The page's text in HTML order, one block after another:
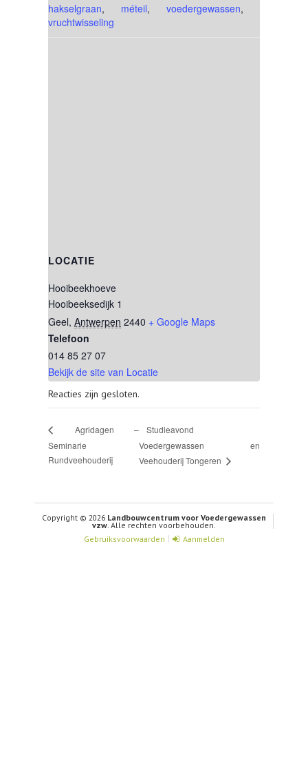
hakselgraan, méteil, voedergewassen,
vruchtwisseling
LOCATIE
Hooibeekhoeve
Hooibeeksedijk 1
Geel, Antwerpen 2440 + Google Maps
Telefoon
014 85 27 07
Bekijk de site van Locatie
Reacties zijn gesloten.
Agridagen –
Seminarie
Rundveehouderij
Studieavond
Voedergewassen en
Veehouderij Tongeren
Copyright © 2026 Landbouwcentrum voor Voedergewassen
vzw. Alle rechten voorbehouden.
Gebruiksvoorwaarden
Aanmelden